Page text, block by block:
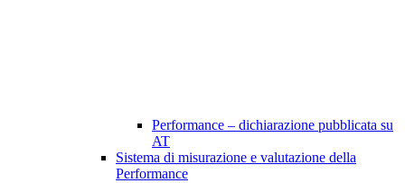
Performance – dichiarazione pubblicata su
AT
Sistema di misurazione e valutazione della
Performance